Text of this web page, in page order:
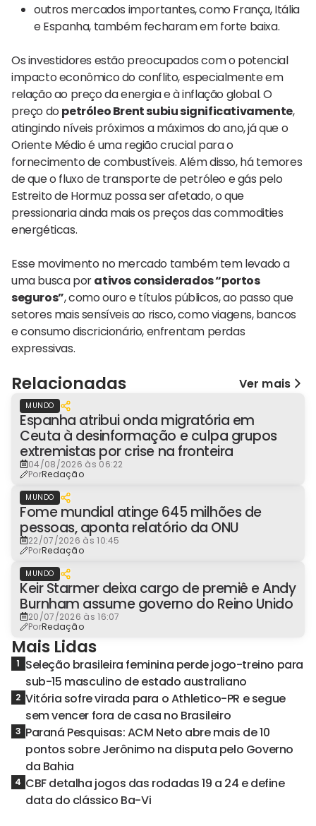
outros mercados importantes, como França, Itália
e Espanha, também fecharam em forte baixa.
Os investidores estão preocupados com o potencial
impacto econômico do conflito, especialmente em
relação ao preço da energia e à inflação global. O
preço do petróleo Brent subiu significativamente,
atingindo níveis próximos a máximos do ano, já que o
Oriente Médio é uma região crucial para o
fornecimento de combustíveis. Além disso, há temores
de que o fluxo de transporte de petróleo e gás pelo
Estreito de Hormuz possa ser afetado, o que
pressionaria ainda mais os preços das commodities
energéticas.
Esse movimento no mercado também tem levado a
uma busca porativos considerados “portos
seguros”, como ouro e títulos públicos, ao passo que
setores mais sensíveis ao risco, como viagens, bancos
e consumo discricionário, enfrentam perdas
expressivas.
Relacionadas Ver mais
MUNDO
Espanha atribui onda migratória em
Ceuta à desinformação e culpa grupos
extremistas por crise na fronteira
04/08/2026 às 06:22
PorRedação
MUNDO
Fome mundial atinge 645 milhões de
pessoas, aponta relatório da ONU
22/07/2026 às 10:45
PorRedação
MUNDO
Keir Starmer deixa cargo de premiê e Andy
Burnham assume governo do Reino Unido
20/07/2026 às 16:07
PorRedação
Mais Lidas
1 Seleção brasileira feminina perde jogo-treino para
sub-15 masculino de estado australiano
2 Vitória sofre virada para o Athletico-PR e segue
sem vencer fora de casa no Brasileiro
3 Paraná Pesquisas: ACM Neto abre mais de 10
pontos sobre Jerônimo na disputa pelo Governo
da Bahia
4 CBF detalha jogos das rodadas 19 a 24 e define
data do clássico Ba-Vi